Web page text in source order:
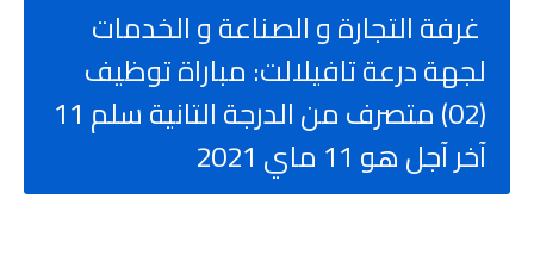
غرفة التجارة و الصناعة و الخدمات
لجهة درعة تافيلالت: مباراة توظيف
(02) متصرف من الدرجة التانية سلم 11
آخر آجل هو 11 ماي 2021